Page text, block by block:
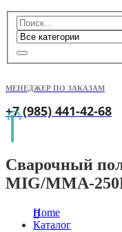
МЕНЕДЖЕР ПО ЗАКАЗАМ
+7 (985) 441-42-68
Сварочный
MIG/MMA-
Home
Каталог